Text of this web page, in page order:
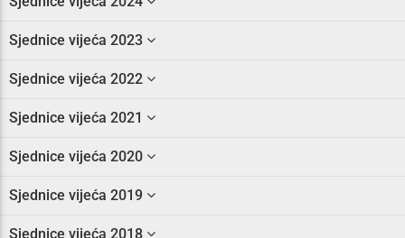
Sjednice vijeća 2023
Sjednice vijeća 2022
Sjednice vijeća 2021
Sjednice vijeća 2020
Sjednice vijeća 2019
Sjednice vijeća 2018